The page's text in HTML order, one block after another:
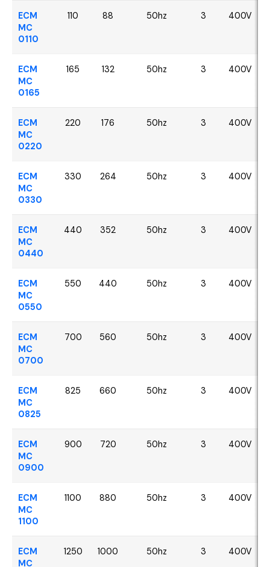
ECM
MC
0110
110 88 50hz 3 400V
ECM
MC
0165
165 132 50hz 3 400V
ECM
MC
0220
220 176 50hz 3 400V
ECM
MC
0330
330 264 50hz 3 400V
ECM
MC
0440
440 352 50hz 3 400V
ECM
MC
0550
550 440 50hz 3 400V
ECM
MC
0700
700 560 50hz 3 400V
ECM
MC
0825
825 660 50hz 3 400V
ECM
MC
0900
900 720 50hz 3 400V
ECM
MC
1100
1100 880 50hz 3 400V
ECM
MC
1250 1000 50hz 3 400V